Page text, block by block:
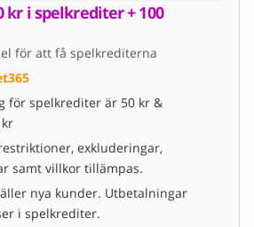
kr i spelkrediter + 100
för att få spelkrediterna
för spelkrediter är 50 kr &
exkluderingar,
samt villkor tillämpas.
nya kunder. Utbetalningar
i spelkrediter.